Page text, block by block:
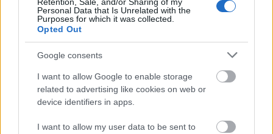
Personal Data that Is Unrelated with the
Purposes for which it was collected.
Opted Out
Google consents
I want to allow Google to enable storage
related to advertising like cookies on web or
device identifiers in apps.
I want to allow my user data to be sent to
magyarított változata voltak ők. Koós János, Korda
György és többi táncdalénekes viszont maradt a jól
bevált ünnepi öltözéknél, mert hát abban a
zsánerben így kellett kinézni.
megjelenése előtt is volt példa, elég csak
Baksa-Soós
Jánosraa gondolni, aki aKexzenekarban az akkori
viszonyokhoz képest „egyszerűen különleges”
ruházatban lépett fel.